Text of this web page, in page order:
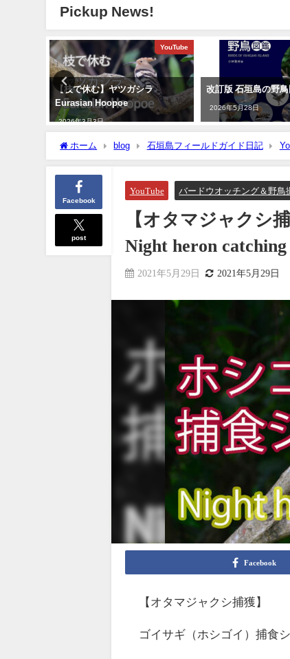
Pickup News!
YouTube
【枝で休む】ヤツガシラ
Eurasian Hoopoe
2026年3月3日
改訂版 石垣島の野
2026年5月28日
ホーム blog 石垣島フィールドガイド日記
catching prey
Facebook
post
YouTube バードウオッチング＆野鳥
【オタマジャクシ
Night heron
2021年5月29日 2021年5月29日
Facebook
【オタマジャクシ捕獲】
ゴイサギ（ホシゴイ）捕食